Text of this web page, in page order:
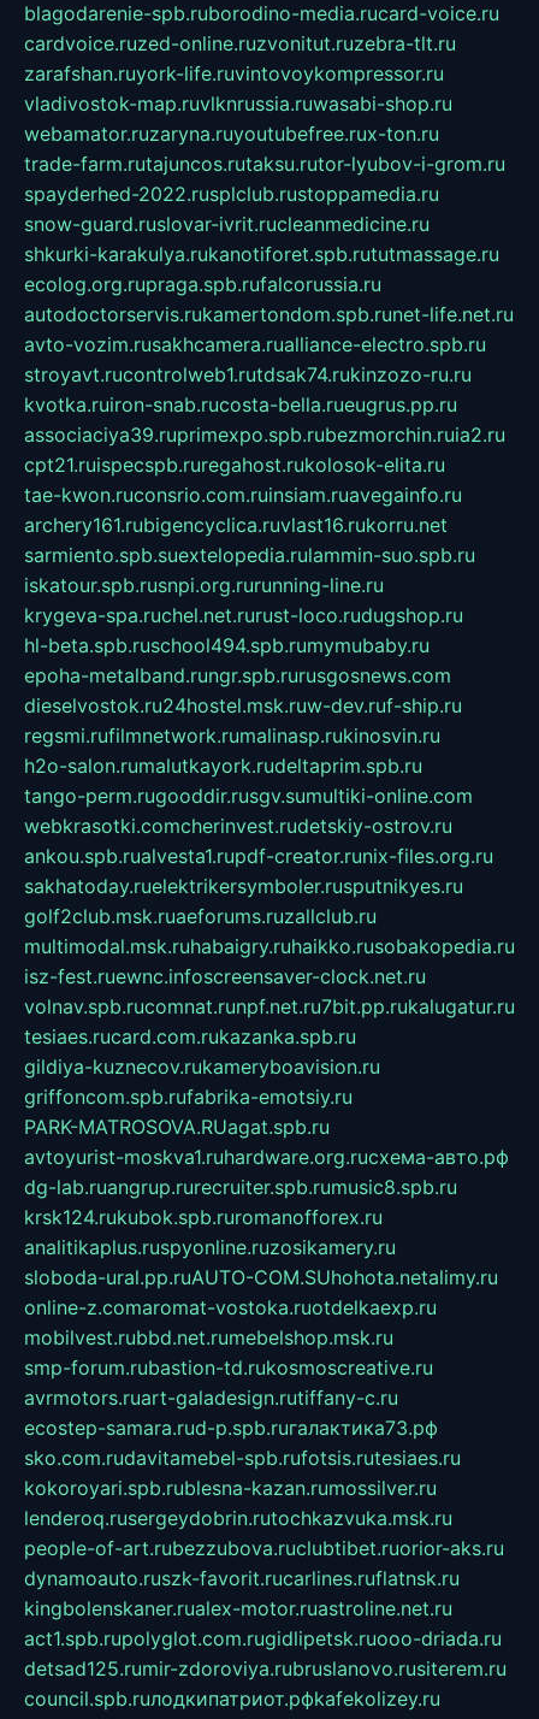
blagodarenie-spb.ruborodino-media.rucard-voice.ru
cardvoice.ruzed-online.ruzvonitut.ruzebra-tlt.ru
zarafshan.ruyork-life.ruvintovoykompressor.ru
vladivostok-map.ruvlknrussia.ruwasabi-shop.ru
webamator.ruzaryna.ruyoutubefree.rux-ton.ru
trade-farm.rutajuncos.rutaksu.rutor-lyubov-i-grom.ru
spayderhed-2022.rusplclub.rustoppamedia.ru
snow-guard.ruslovar-ivrit.rucleanmedicine.ru
shkurki-karakulya.rukanotiforet.spb.rututmassage.ru
ecolog.org.rupraga.spb.rufalcorussia.ru
autodoctorservis.rukamertondom.spb.runet-life.net.ru
avto-vozim.rusakhcamera.rualliance-electro.spb.ru
stroyavt.rucontrolweb1.rutdsak74.rukinzozo-ru.ru
kvotka.ruiron-snab.rucosta-bella.rueugrus.pp.ru
associaciya39.ruprimexpo.spb.rubezmorchin.ruia2.ru
cpt21.ruispecspb.ruregahost.rukolosok-elita.ru
tae-kwon.ruconsrio.com.ruinsiam.ruavegainfo.ru
archery161.rubigencyclica.ruvlast16.rukorru.net
sarmiento.spb.suextelopedia.rulammin-suo.spb.ru
iskatour.spb.rusnpi.org.rurunning-line.ru
krygeva-spa.ruchel.net.rurust-loco.rudugshop.ru
hl-beta.spb.ruschool494.spb.rumymubaby.ru
epoha-metalband.rungr.spb.rurusgosnews.com
dieselvostok.ru24hostel.msk.ruw-dev.ruf-ship.ru
regsmi.rufilmnetwork.rumalinasp.rukinosvin.ru
h2o-salon.rumalutkayork.rudeltaprim.spb.ru
tango-perm.rugooddir.rusgv.sumultiki-online.com
webkrasotki.comcherinvest.rudetskiy-ostrov.ru
ankou.spb.rualvesta1.rupdf-creator.runix-files.org.ru
sakhatoday.ruelektrikersymboler.rusputnikyes.ru
golf2club.msk.ruaeforums.ruzallclub.ru
multimodal.msk.ruhabaigry.ruhaikko.rusobakopedia.ru
isz-fest.ruewnc.infoscreensaver-clock.net.ru
volnav.spb.rucomnat.runpf.net.ru7bit.pp.rukalugatur.ru
tesiaes.rucard.com.rukazanka.spb.ru
gildiya-kuznecov.rukameryboavision.ru
griffoncom.spb.rufabrika-emotsiy.ru
PARK-MATROSOVA.RUagat.spb.ru
avtoyurist-moskva1.ruhardware.org.ruсхема-авто.рф
dg-lab.ruangrup.rurecruiter.spb.rumusic8.spb.ru
krsk124.rukubok.spb.ruromanofforex.ru
analitikaplus.ruspyonline.ruzosikamery.ru
sloboda-ural.pp.ruAUTO-COM.SUhohota.netalimy.ru
online-z.comaromat-vostoka.ruotdelkaexp.ru
mobilvest.rubbd.net.rumebelshop.msk.ru
smp-forum.rubastion-td.rukosmoscreative.ru
avrmotors.ruart-galadesign.rutiffany-c.ru
ecostep-samara.rud-p.spb.ruгалактика73.рф
sko.com.rudavitamebel-spb.rufotsis.rutesiaes.ru
kokoroyari.spb.rublesna-kazan.rumossilver.ru
lenderoq.rusergeydobrin.rutochkazvuka.msk.ru
people-of-art.rubezzubova.ruclubtibet.ruorior-aks.ru
dynamoauto.ruszk-favorit.rucarlines.ruflatnsk.ru
kingbolenskaner.rualex-motor.ruastroline.net.ru
act1.spb.rupolyglot.com.rugidlipetsk.ruooo-driada.ru
detsad125.rumir-zdoroviya.rubruslanovo.rusiterem.ru
council.spb.ruлодкипатриот.рфkafekolizey.ru